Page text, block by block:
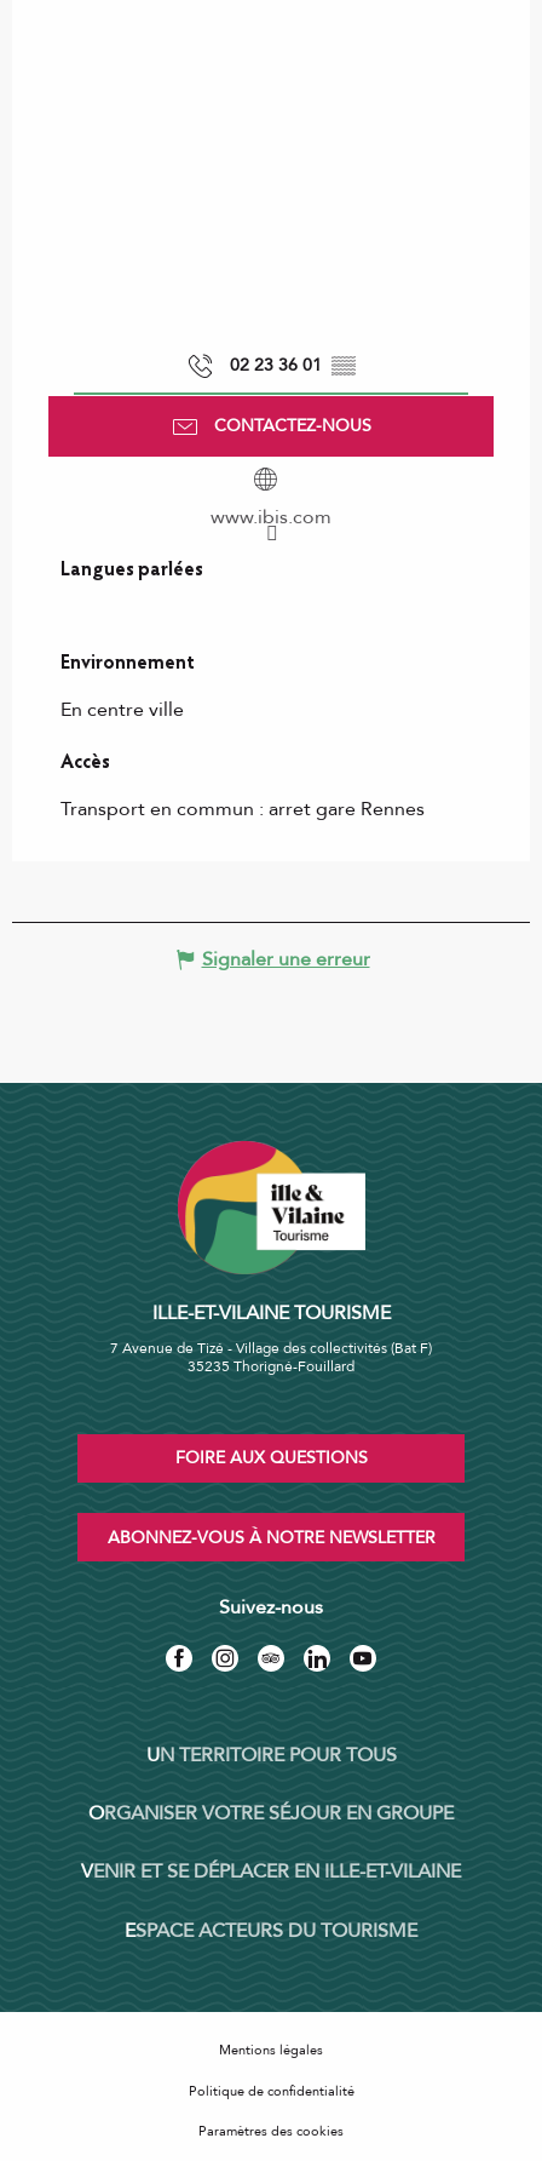
02 23 36 01 ▒▒
CONTACTEZ-NOUS
www.ibis.com
Langues parlées
Langues parlées
Environnement
Environnement
En centre ville
Accès
Accès
Transport en commun : arret gare Rennes
Signaler une erreur
ILLE-ET-VILAINE TOURISME
7 Avenue de Tizé - Village des collectivités (Bat F)
35235 Thorigné-Fouillard
FOIRE AUX QUESTIONS
ABONNEZ-VOUS À NOTRE NEWSLETTER
Suivez-nous
UN TERRITOIRE POUR TOUS
ORGANISER VOTRE SÉJOUR EN GROUPE
VENIR ET SE DÉPLACER EN ILLE-ET-VILAINE
ESPACE ACTEURS DU TOURISME
Mentions légales
Politique de confidentialité
Paramètres des cookies